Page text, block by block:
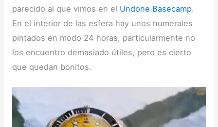
parecido al que vimos en el Undone Basecamp.
En el interior de las esfera hay unos numerales
pintados en modo 24 horas, particularmente no
los encuentro demasiado útiles, pero es cierto
que quedan bonitos.